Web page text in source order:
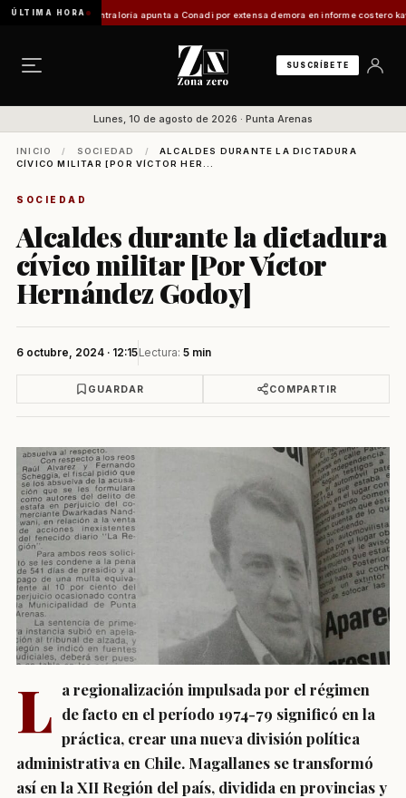
ÚLTIMA HORA
Contraloría apunta a Conadi por extensa demora en informe costero kawésqar y exige
SUSCRÍBETE
Lunes, 10 de agosto de 2026 · Punta Arenas
INICIO / SOCIEDAD /
ALCALDES DURANTE LA DICTADURA
CÍVICO MILITAR [POR VÍCTOR HER...
SOCIEDAD
Alcaldes durante la dictadura
cívico militar [Por Víctor
Hernández Godoy]
6 octubre, 2024 · 12:15Lectura: 5 min
GUARDAR COMPARTIR
L a regionalización impulsada por el régimen
de facto en el período 1974-79 significó en la
práctica, crear una nueva división política
administrativa en Chile. Magallanes se transformó
así en la XII Región del país, dividida en provincias y